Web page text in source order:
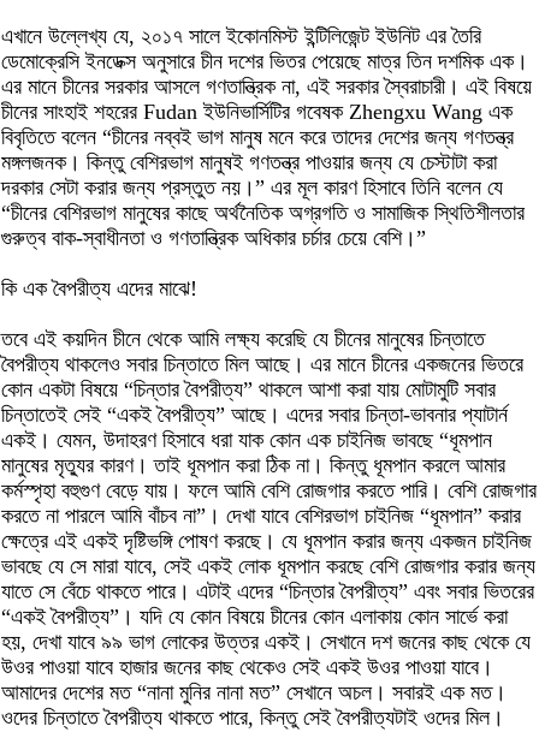
এখানে উল্লেখ্য যে, ২০১৭ সালে ইকোনমিস্ট ইন্টিলিজেন্ট ইউনিট এর তৈরি
ডেমোক্রেসি ইনডেক্স অনুসারে চীন দশের ভিতর পেয়েছে মাত্র তিন দশমিক এক।
এর মানে চীনের সরকার আসলে গণতান্ত্রিক না, এই সরকার স্বৈরাচারী। এই বিষয়ে
চীনের সাংহাই শহরের Fudan ইউনিভার্সিটির গবেষক Zhengxu Wang এক
বিবৃতিতে বলেন “চীনের নব্বই ভাগ মানুষ মনে করে তাদের দেশের জন্য গণতন্ত্র
মঙ্গলজনক। কিন্তু বেশিরভাগ মানুষই গণতন্ত্র পাওয়ার জন্য যে চেস্টাটা করা
দরকার সেটা করার জন্য প্রস্তুত নয়।” এর মূল কারণ হিসাবে তিনি বলেন যে
“চীনের বেশিরভাগ মানুষের কাছে অর্থনৈতিক অগ্রগতি ও সামাজিক স্থিতিশীলতার
গুরুত্ব বাক-স্বাধীনতা ও গণতান্ত্রিক অধিকার চর্চার চেয়ে বেশি।”
কি এক বৈপরীত্য এদের মাঝে!
তবে এই কয়দিন চীনে থেকে আমি লক্ষ্য করেছি যে চীনের মানুষের চিন্তাতে
বৈপরীত্য থাকলেও সবার চিন্তাতে মিল আছে। এর মানে চীনের একজনের ভিতরে
কোন একটা বিষয়ে “চিন্তার বৈপরীত্য” থাকলে আশা করা যায় মোটামুটি সবার
চিন্তাতেই সেই “একই বৈপরীত্য” আছে। এদের সবার চিন্তা-ভাবনার প্যাটার্ন
একই। যেমন, উদাহরণ হিসাবে ধরা যাক কোন এক চাইনিজ ভাবছে “ধূমপান
মানুষের মৃত্যুর কারণ। তাই ধূমপান করা ঠিক না। কিন্তু ধূমপান করলে আমার
কর্মস্পৃহা বহুগুণ বেড়ে যায়। ফলে আমি বেশি রোজগার করতে পারি। বেশি রোজগার
করতে না পারলে আমি বাঁচব না”। দেখা যাবে বেশিরভাগ চাইনিজ “ধূমপান” করার
ক্ষেত্রে এই একই দৃষ্টিভঙ্গি পোষণ করছে। যে ধূমপান করার জন্য একজন চাইনিজ
ভাবছে যে সে মারা যাবে, সেই একই লোক ধূমপান করছে বেশি রোজগার করার জন্য
যাতে সে বেঁচে থাকতে পারে। এটাই এদের “চিন্তার বৈপরীত্য” এবং সবার ভিতরের
“একই বৈপরীত্য”। যদি যে কোন বিষয়ে চীনের কোন এলাকায় কোন সার্ভে করা
হয়, দেখা যাবে ৯৯ ভাগ লোকের উত্তর একই। সেখানে দশ জনের কাছ থেকে যে
উওর পাওয়া যাবে হাজার জনের কাছ থেকেও সেই একই উওর পাওয়া যাবে।
আমাদের দেশের মত “নানা মুনির নানা মত” সেখানে অচল। সবারই এক মত।
ওদের চিন্তাতে বৈপরীত্য থাকতে পারে, কিন্তু সেই বৈপরীত্যটাই ওদের মিল।